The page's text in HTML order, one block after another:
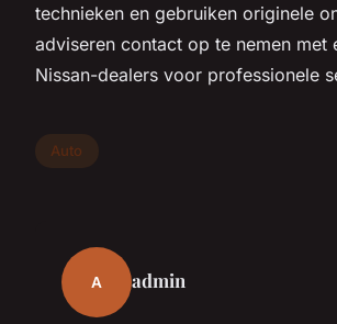
technieken en gebruiken originele
adviseren contact op te nemen met
Nissan-dealers voor professionele
Auto
A admin